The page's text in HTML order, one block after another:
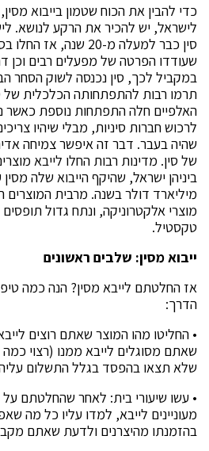
כדי להבין את הכוח שטמון בייבוא
לישראל, יש להכיר את הרקע לנושא.
סין כבר למעלה מ-20
שעודדו הפרטה של מפעלים רבים וכן
במקביל לכך, סין נכנסה לשוק הסחר
תרמו רבות להתפתחותה הכלכלית של
האלפיים חלה התפתחות נוספת כאשר
לרכוש חברות סיניות, מבלי שיהיו
שהיה בעבר. דבר זה איפשר צמיחה
של סין. מדינות רבות החלו לייבא
ביניהן ישראל, שהיקף הייבוא שלה
מיליארד דולר בשנה. מרבית המוצרים
מוצרי אלקטרוניקה, ונתח גדול תופסים
טקסטיל.
ייבוא מסין: שלבים ראשונים
אז החלטתם לייבא מסין? הנה כמה
הדרך:
• החליטו מהו המוצר שאתם רוצים
שאתם מסוגלים לייבא ממנו (רצוי כמה
שלא תצאו בהפסד בגלל התשלום
• עשו שיעורי בית: לאחר שהחלטתם
מעוניינים לייבא, למדו עליו כל מה
בהזמנתו מהיצרנים ולדעת שאתם